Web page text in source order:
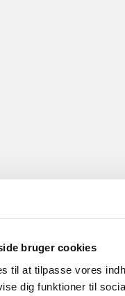
bruger cookies
til at tilpasse vores
dig funktioner til